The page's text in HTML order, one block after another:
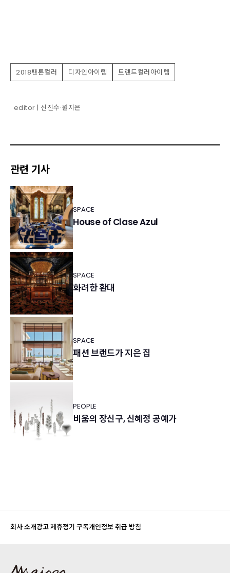
2018팬톤컬러 디자인아이템 트렌드컬러아이템
editor | 신진수·원지은
관련 기사
SPACE
House of Clase Azul
SPACE
화려한 환대
SPACE
패션 브랜드가 지은 집
PEOPLE
비움의 장신구, 신혜정 공예가
회사 소개광고 제휴정기 구독개인정보 취급 방침